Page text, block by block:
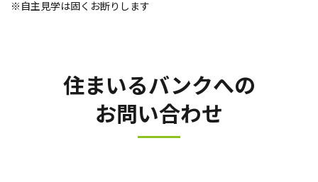
※自主見学は固くお断りします
住まいるバンクへの
お問い合わせ